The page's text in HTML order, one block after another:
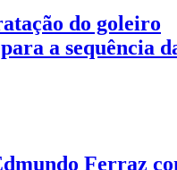
do goleiro
a sequência
Ferraz